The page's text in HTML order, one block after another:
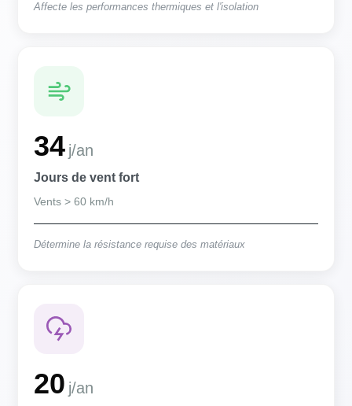
Affecte les performances thermiques et l'isolation
34 j/an
Jours de vent fort
Vents > 60 km/h
Détermine la résistance requise des matériaux
20 j/an